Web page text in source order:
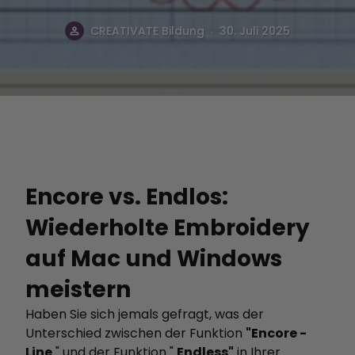
CREATIVATE Bildung . 30. Juli 2025
Encore vs. Endlos:
Wiederholte Embroidery
auf Mac und Windows
meistern
Haben Sie sich jemals gefragt, was der
Unterschied zwischen der Funktion "Encore -